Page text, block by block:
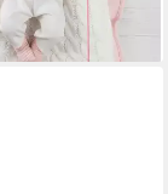
3 Werktagen bei dir